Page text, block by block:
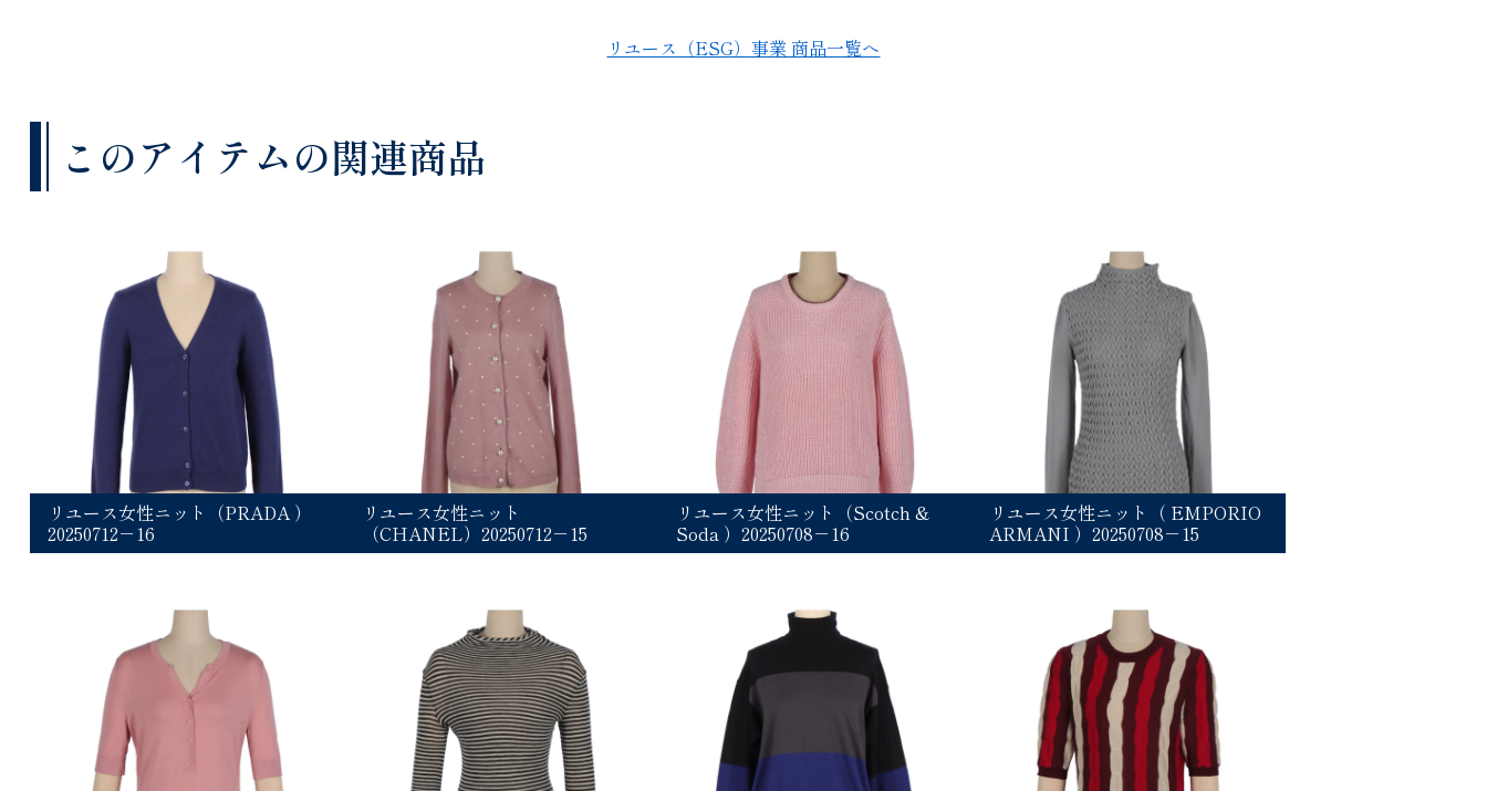
リユース（ESG）事業 商品一覧へ
このアイテムの関連商品
リユース女性ニット（PRADA ）
20250712－16
リユース女性ニット
（CHANEL）20250712－15
リユース女性ニット（Scotch &
Soda ）20250708－16
リユース女性ニット（ EMPORIO
ARMANI ）20250708－15